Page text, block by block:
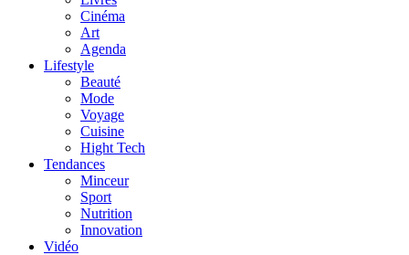
Cinéma
Art
Agenda
Lifestyle
Beauté
Mode
Voyage
Cuisine
Hight Tech
Tendances
Minceur
Sport
Nutrition
Innovation
Vidéo